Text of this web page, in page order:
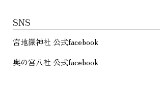
SNS
宮地嶽神社 公式facebook
奥の宮八社 公式facebook